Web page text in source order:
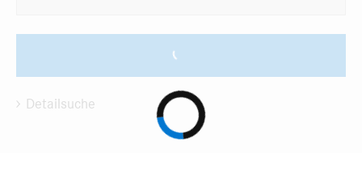
Detailsuche